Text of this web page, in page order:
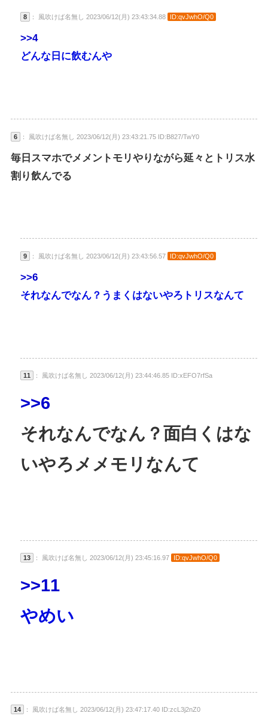
8 ： 風吹けば名無し 2023/06/12(月) 23:43:34.88 ID:qvJwhO/Q0
>>4
どんな日に飲むんや
6 ： 風吹けば名無し 2023/06/12(月) 23:43:21.75 ID:B827/TwY0
毎日スマホでメメントモリやりながら延々とトリス水
割り飲んでる
9 ： 風吹けば名無し 2023/06/12(月) 23:43:56.57 ID:qvJwhO/Q0
>>6
それなんでなん？うまくはないやろトリスなんて
11 ： 風吹けば名無し 2023/06/12(月) 23:44:46.85 ID:xEFO7rfSa
>>6
それなんでなん？面白くはな
いやろメメモリなんて
13 ： 風吹けば名無し 2023/06/12(月) 23:45:16.97 ID:qvJwhO/Q0
>>11
やめい
14 ： 風吹けば名無し 2023/06/12(月) 23:47:17.40 ID:zcL3j2nZ0